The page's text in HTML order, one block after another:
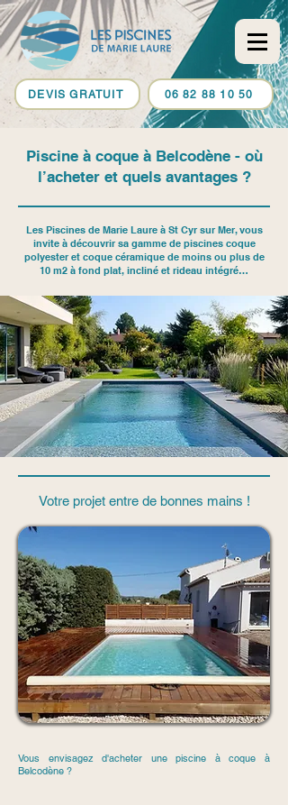
DEVIS GRATUIT 06 82 88 10 50
Piscine à coque à Belcodène - où
l’acheter et quels avantages ?
Les Piscines de Marie Laure à St Cyr sur Mer, vous
invite à découvrir sa gamme de piscines coque
polyester et coque céramique de moins ou plus de
10 m2 à fond plat, incliné et rideau intégré…
Votre projet entre de bonnes mains !
Vous envisagez d'acheter une piscine à coque à
Belcodène ?